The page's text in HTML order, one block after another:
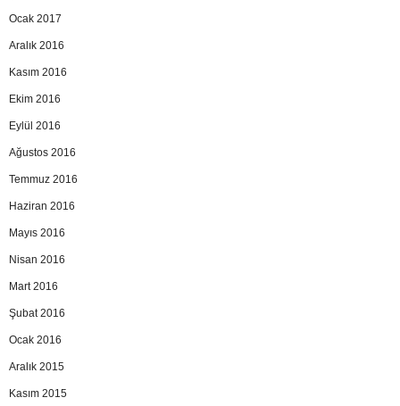
Ocak 2017
Aralık 2016
Kasım 2016
Ekim 2016
Eylül 2016
Ağustos 2016
Temmuz 2016
Haziran 2016
Mayıs 2016
Nisan 2016
Mart 2016
Şubat 2016
Ocak 2016
Aralık 2015
Kasım 2015